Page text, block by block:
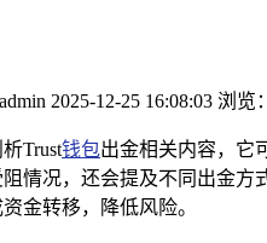
2025-12-25 16:08:03 浏览
Trust钱包出金相关内容，它
情况，还会提及不同出金
金转移，降低风险。